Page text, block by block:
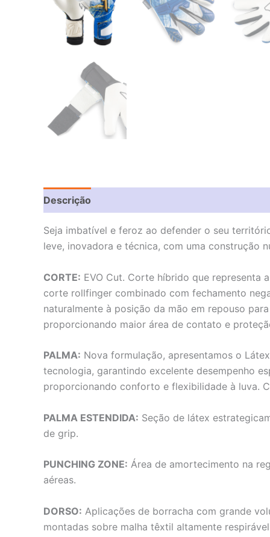
Descrição
Seja imbatível e feroz ao defender o seu
leve, inovadora e técnica, com uma construção
CORTE: EVO Cut. Corte híbrido que representa
corte rollfinger combinado com fechamento
naturalmente à posição da mão em repouso
proporcionando maior área de contato e
PALMA: Nova formulação, apresentamos o
tecnologia, garantindo excelente desempenho
proporcionando conforto e flexibilidade à luva.
PALMA ESTENDIDA: Seção de látex
de grip.
PUNCHING ZONE: Área de amortecimento na
aéreas.
DORSO: Aplicações de borracha com grande
montadas sobre malha têxtil altamente